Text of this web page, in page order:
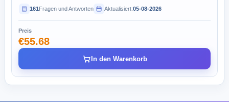
161Fragen und Antworten Aktualisiert:05-08-2026
Preis
€55.68
In den Warenkorb